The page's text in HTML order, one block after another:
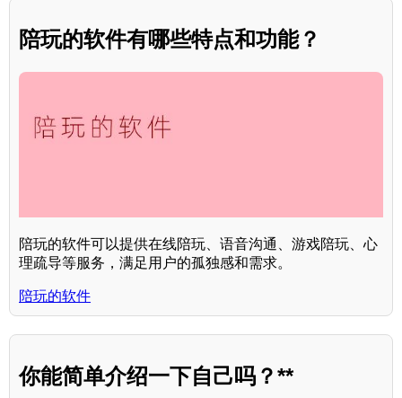
陪玩的软件有哪些特点和功能？
陪玩的软件可以提供在线陪玩、语音沟通、游戏陪玩、心
理疏导等服务，满足用户的孤独感和需求。
陪玩的软件
你能简单介绍一下自己吗？**